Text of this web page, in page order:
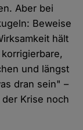
Aber bei
Beweise
hält
und längst
dran sein" –
Krise noch